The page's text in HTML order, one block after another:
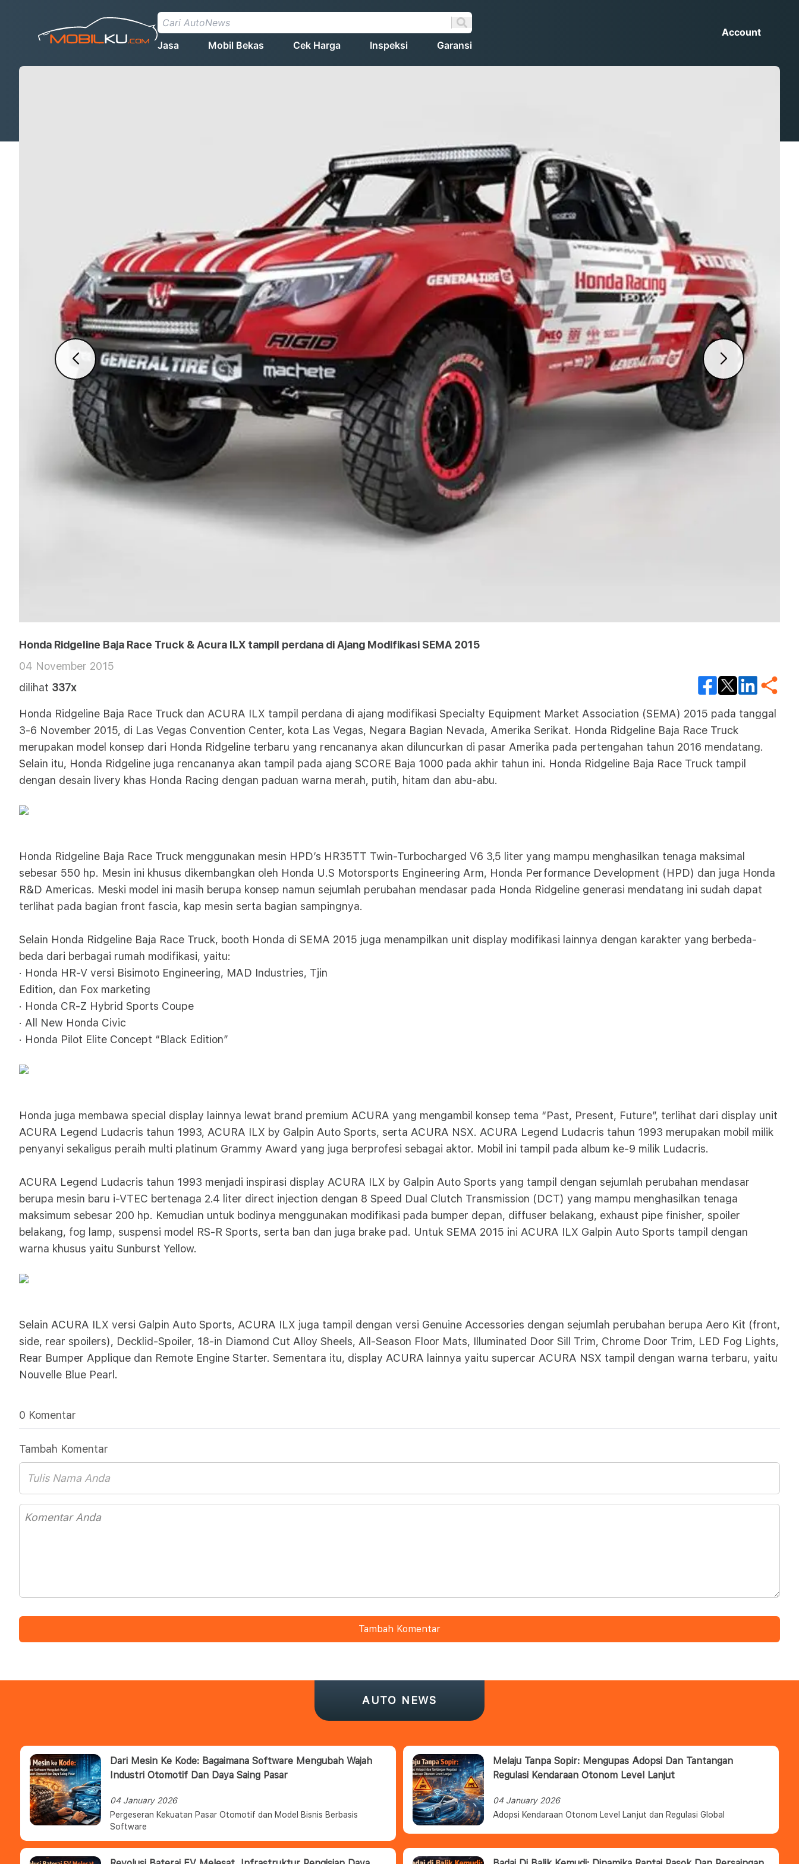
Jasa Mobil Bekas Cek Harga Inspeksi Garansi
Account
Honda Ridgeline Baja Race Truck & Acura ILX tampil perdana di Ajang Modifikasi SEMA 2015
04 November 2015
dilihat 337x
Honda Ridgeline Baja Race Truck dan ACURA ILX tampil perdana di ajang modifikasi Specialty Equipment Market Association (SEMA) 2015 pada tanggal
3-6 November 2015, di Las Vegas Convention Center, kota Las Vegas, Negara Bagian Nevada, Amerika Serikat. Honda Ridgeline Baja Race Truck
merupakan model konsep dari Honda Ridgeline terbaru yang rencananya akan diluncurkan di pasar Amerika pada pertengahan tahun 2016 mendatang.
Selain itu, Honda Ridgeline juga rencananya akan tampil pada ajang SCORE Baja 1000 pada akhir tahun ini. Honda Ridgeline Baja Race Truck tampil
dengan desain livery khas Honda Racing dengan paduan warna merah, putih, hitam dan abu-abu.
Honda Ridgeline Baja Race Truck menggunakan mesin HPD’s HR35TT Twin-Turbocharged V6 3,5 liter yang mampu menghasilkan tenaga maksimal
sebesar 550 hp. Mesin ini khusus dikembangkan oleh Honda U.S Motorsports Engineering Arm, Honda Performance Development (HPD) dan juga Honda
R&D Americas. Meski model ini masih berupa konsep namun sejumlah perubahan mendasar pada Honda Ridgeline generasi mendatang ini sudah dapat
terlihat pada bagian front fascia, kap mesin serta bagian sampingnya.
Selain Honda Ridgeline Baja Race Truck, booth Honda di SEMA 2015 juga menampilkan unit display modifikasi lainnya dengan karakter yang berbeda-
beda dari berbagai rumah modifikasi, yaitu:
· Honda HR-V versi Bisimoto Engineering, MAD Industries, Tjin
Edition, dan Fox marketing
· Honda CR-Z Hybrid Sports Coupe
· All New Honda Civic
· Honda Pilot Elite Concept “Black Edition”
Honda juga membawa special display lainnya lewat brand premium ACURA yang mengambil konsep tema “Past, Present, Future”, terlihat dari display unit
ACURA Legend Ludacris tahun 1993, ACURA ILX by Galpin Auto Sports, serta ACURA NSX. ACURA Legend Ludacris tahun 1993 merupakan mobil milik
penyanyi sekaligus peraih multi platinum Grammy Award yang juga berprofesi sebagai aktor. Mobil ini tampil pada album ke-9 milik Ludacris.
ACURA Legend Ludacris tahun 1993 menjadi inspirasi display ACURA ILX by Galpin Auto Sports yang tampil dengan sejumlah perubahan mendasar
berupa mesin baru i-VTEC bertenaga 2.4 liter direct injection dengan 8 Speed Dual Clutch Transmission (DCT) yang mampu menghasilkan tenaga
maksimum sebesar 200 hp. Kemudian untuk bodinya menggunakan modifikasi pada bumper depan, diffuser belakang, exhaust pipe finisher, spoiler
belakang, fog lamp, suspensi model RS-R Sports, serta ban dan juga brake pad. Untuk SEMA 2015 ini ACURA ILX Galpin Auto Sports tampil dengan
warna khusus yaitu Sunburst Yellow.
Selain ACURA ILX versi Galpin Auto Sports, ACURA ILX juga tampil dengan versi Genuine Accessories dengan sejumlah perubahan berupa Aero Kit (front,
side, rear spoilers), Decklid-Spoiler, 18-in Diamond Cut Alloy Sheels, All-Season Floor Mats, Illuminated Door Sill Trim, Chrome Door Trim, LED Fog Lights,
Rear Bumper Applique dan Remote Engine Starter. Sementara itu, display ACURA lainnya yaitu supercar ACURA NSX tampil dengan warna terbaru, yaitu
Nouvelle Blue Pearl.
0 Komentar
Tambah Komentar
Tambah Komentar
AUTO NEWS
Dari Mesin Ke Kode: Bagaimana Software Mengubah Wajah
Industri Otomotif Dan Daya Saing Pasar
04 January 2026
Pergeseran Kekuatan Pasar Otomotif dan Model Bisnis Berbasis
Software
Melaju Tanpa Sopir: Mengupas Adopsi Dan Tantangan
Regulasi Kendaraan Otonom Level Lanjut
04 January 2026
Adopsi Kendaraan Otonom Level Lanjut dan Regulasi Global